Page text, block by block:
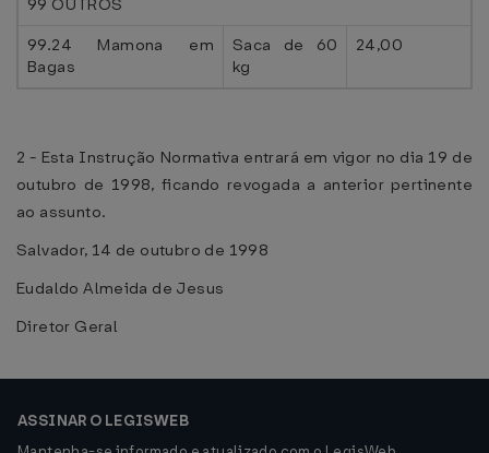
99 OUTROS
99.24 Mamona em
Bagas
Saca de 60
kg
24,00
2 - Esta Instrução Normativa entrará em vigor no dia 19 de
outubro de 1998, ficando revogada a anterior pertinente
ao assunto.
Salvador, 14 de outubro de 1998
Eudaldo Almeida de Jesus
Diretor Geral
ASSINAR O LEGISWEB